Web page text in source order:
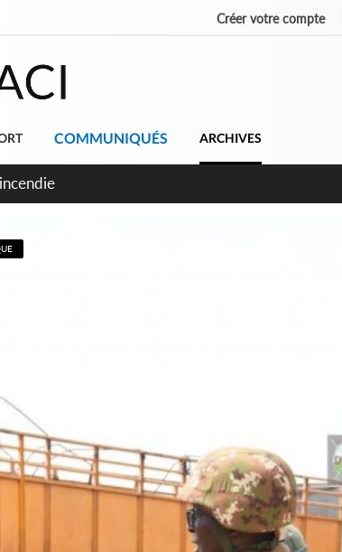
Créer votre compte
COMMUNIQUÉS ARCHIVES
en vaste campagne contre les produits